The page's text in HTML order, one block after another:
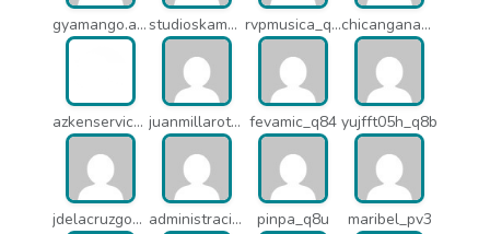
gyamango.admin_q7d studioskamaleon_owz rvpmusica_q7i chicangana01x_q7o
azkenservices_mdx juanmillarot_17714 fevamic_q84 yujfft05h_q8b
jdelacruzgonzalez2015_q8e administracion_pua pinpa_q8u maribel_pv3